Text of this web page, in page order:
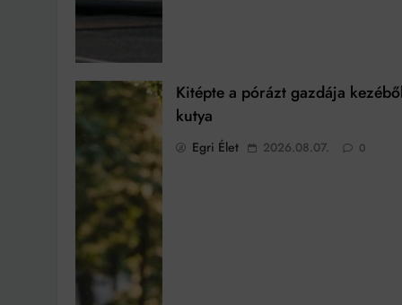
Kitépte a pórázt gazdája
kutya
Egri Élet 2026.08.07. 0